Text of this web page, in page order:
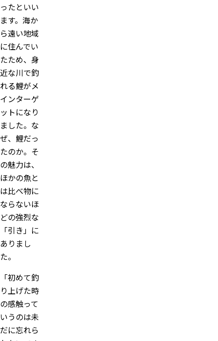
ったといい
ます。海か
ら遠い地域
に住んでい
たため、身
近な川で釣
れる鯉がメ
インターゲ
ットになり
ました。な
ぜ、鯉だっ
たのか。そ
の魅力は、
ほかの魚と
は比べ物に
ならないほ
どの強烈な
「引き」に
ありまし
た。
「初めて釣
り上げた時
の感触って
いうのは未
だに忘れら